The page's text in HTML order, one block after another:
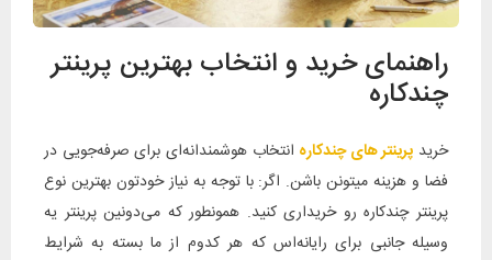
راهنمای خرید و انتخاب بهترین پرینتر
چندکاره
خرید پرینتر های چندکاره انتخاب هوشمندانه‌ای برای صرفه‌جویی در
فضا و هزینه میتونن باشن. اگر: با توجه به نیاز خودتون بهترین نوع
پرینتر چندکاره رو خریداری کنید. همونطور که می‌دونین پرینتر یه
وسیله جانبی برای رایانه‌اس که هر کدوم از ما بسته به شرایط